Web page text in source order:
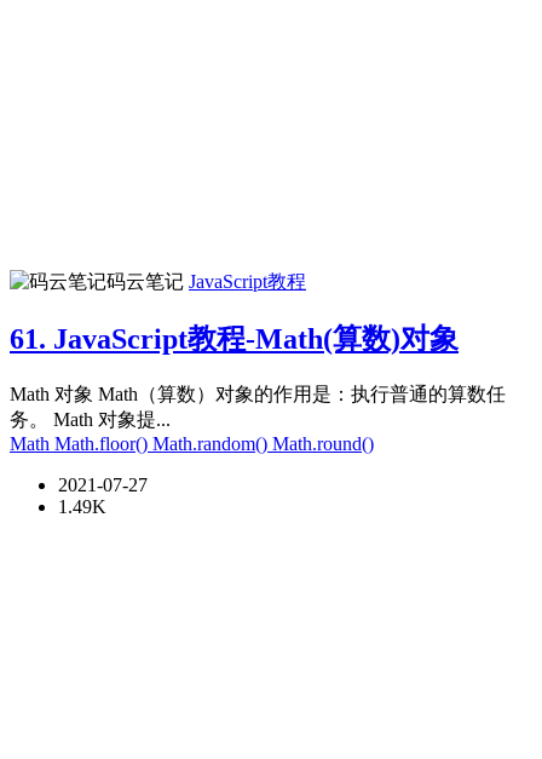
码云笔记 JavaScript教程
61. JavaScript教程-Math(算数)对象
Math 对象 Math（算数）对象的作用是：执行普通的算数任
务。 Math 对象提...
Math Math.floor() Math.random() Math.round()
2021-07-27
1.49K